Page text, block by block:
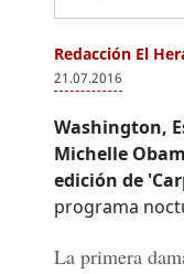
Redacción El
21.07.2016
Washington,
Michelle
edición de
programa
La primera